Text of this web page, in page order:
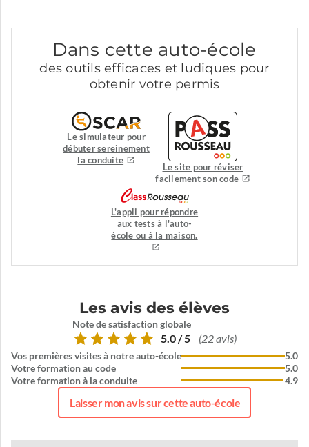
Dans cette auto-école
des outils efficaces et ludiques pour
obtenir votre permis
Le simulateur pour
débuter sereinement
la conduite
Le site pour réviser
facilement son code
L'appli pour répondre
aux tests à l'auto-
école ou à la maison.
Les avis des élèves
Note de satisfaction globale
5.0 / 5 (22 avis)
Vos premières visites à notre auto-école
Votre formation au code
Votre formation à la conduite
5.0
5.0
4.9
Laisser mon avis sur cette auto-école